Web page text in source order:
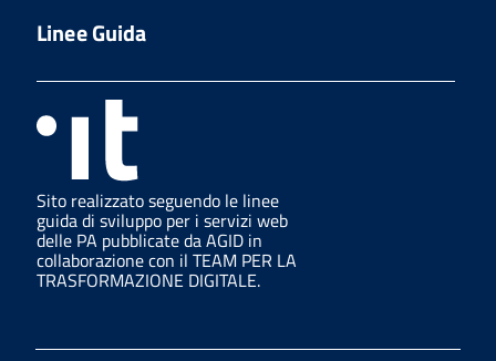
Linee Guida
Sito realizzato seguendo le linee
guida di sviluppo per i servizi web
delle PA pubblicate da AGID in
collaborazione con il TEAM PER LA
TRASFORMAZIONE DIGITALE.